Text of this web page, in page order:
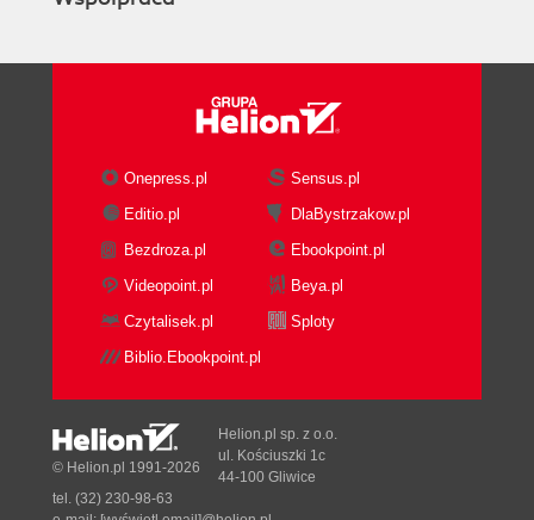
Onepress.pl
Sensus.pl
Editio.pl
DlaBystrzakow.pl
Bezdroza.pl
Ebookpoint.pl
Videopoint.pl
Beya.pl
Czytalisek.pl
Sploty
Biblio.Ebookpoint.pl
© Helion.pl 1991-2026
Helion.pl sp. z o.o.
ul. Kościuszki 1c
44-100 Gliwice
tel. (32) 230-98-63